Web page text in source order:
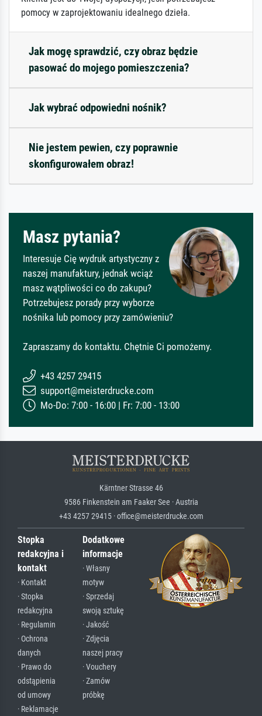
pomocy w zaprojektowaniu idealnego dzieła.
Jak mogę sprawdzić, czy obraz będzie
pasować do mojego pomieszczenia?
Jak wybrać odpowiedni nośnik?
Nie jestem pewien, czy poprawnie
skonfigurowałem obraz!
Masz pytania?
Interesuje Cię wydruk artystyczny z
naszej manufaktury, jednak wciąż
masz wątpliwości co do zakupu?
Potrzebujesz porady przy wyborze
nośnika lub pomocy przy zamówieniu?
Zapraszamy do kontaktu. Chętnie Ci pomożemy.
+43 4257 29415
support@meisterdrucke.com
Mo-Do: 7:00 - 16:00 | Fr: 7:00 - 13:00
Kärntner Strasse 46
9586 Finkenstein am Faaker See · Austria
+43 4257 29415 · office@meisterdrucke.com
Stopka
redakcyjna i
kontakt
· Kontakt
· Stopka
redakcyjna
· Regulamin
· Ochrona
danych
· Prawo do
odstąpienia
od umowy
· Reklamacje
Dodatkowe
informacje
· Własny
motyw
· Sprzedaj
swoją sztukę
· Jakość
· Zdjęcia
naszej pracy
· Vouchery
· Zamów
próbkę